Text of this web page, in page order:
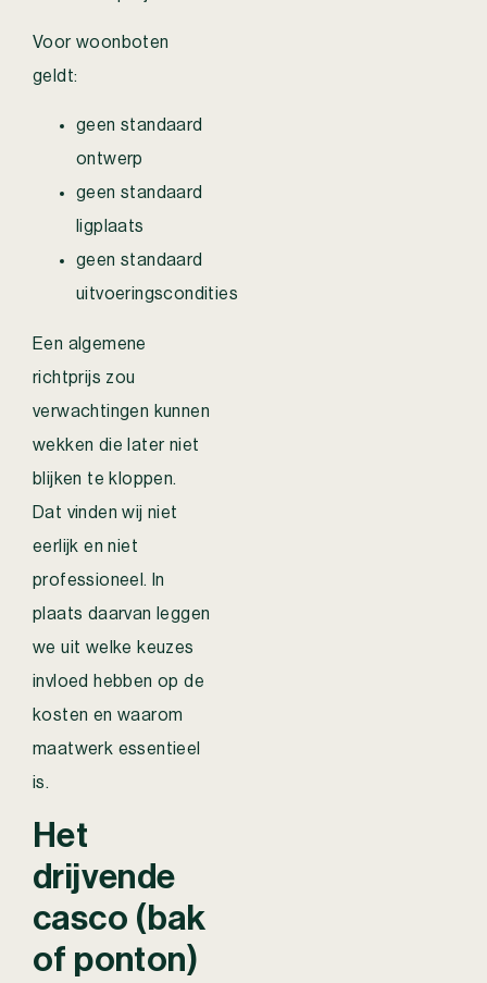
Voor woonboten
geldt:
geen standaard
ontwerp
geen standaard
ligplaats
geen standaard
uitvoeringscondities
Een algemene
richtprijs zou
verwachtingen kunnen
wekken die later niet
blijken te kloppen.
Dat vinden wij niet
eerlijk en niet
professioneel. In
plaats daarvan leggen
we uit welke keuzes
invloed hebben op de
kosten en waarom
maatwerk essentieel
is.
Het
drijvende
casco (bak
of ponton)